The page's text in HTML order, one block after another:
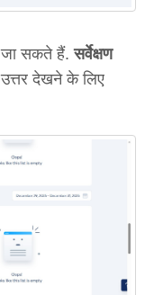
जा सकते हैं.सर्वेक्षण
देखने के लिए